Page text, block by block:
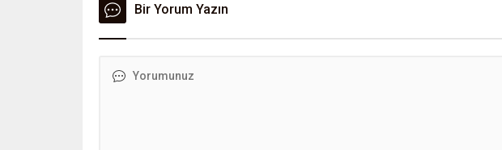
birlikte, eğer anne ve...
Bir Yorum Yazın